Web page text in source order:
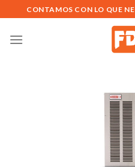
al
contenido
CONTAMOS CON LO QUE